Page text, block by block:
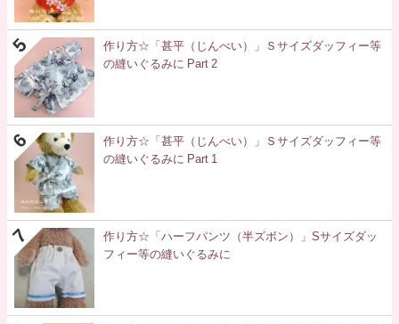
作り方☆「甚平（じんべい）」Ｓサイズダッフィー等
の縫いぐるみに Part 2
作り方☆「甚平（じんべい）」Ｓサイズダッフィー等
の縫いぐるみに Part 1
作り方☆「ハーフパンツ（半ズボン）」Sサイズダッ
フィー等の縫いぐるみに